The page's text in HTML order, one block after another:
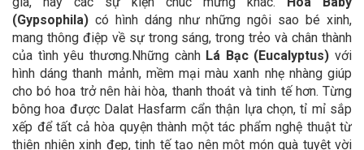
(Gypsophila) có hình dáng như những ngôi sao bé xinh,
mang thông điệp về sự trong sáng, trong trẻo và chân thành
của tình yêu thương.Những cành Lá Bạc (Eucalyptus) với
hình dáng thanh mảnh, mềm mại màu xanh nhẹ nhàng giúp
cho bó hoa trở nên hài hòa, thanh thoát và tinh tế hơn. Từng
bông hoa được Dalat Hasfarm cẩn thận lựa chọn, tỉ mỉ sắp
xếp để tất cả hòa quyện thành một tác phẩm nghệ thuật từ
thiên nhiên xinh đẹp, tinh tế tạo nên một món quà tuyệt vời